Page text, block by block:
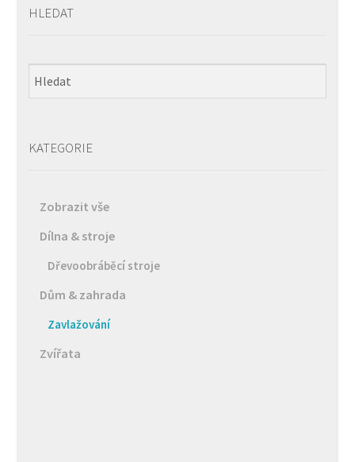
HLEDAT
KATEGORIE
Zobrazit vše
Dílna & stroje
Dřevoobráběcí stroje
Dům & zahrada
Zavlažování
Zvířata